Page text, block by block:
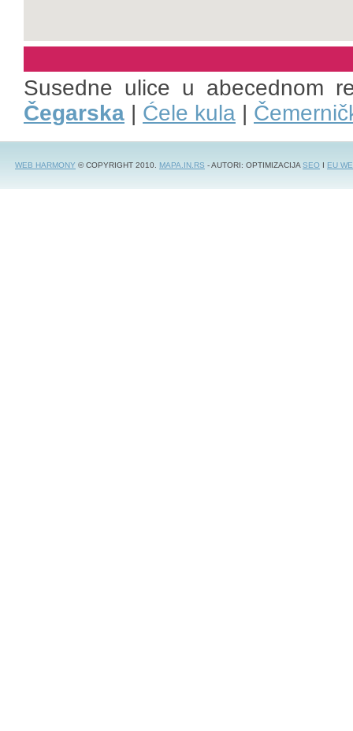
Susedne ulice u abecednom
Čegarska | Ćele kula |
WEB HARMONY © COPYRIGHT 2010. MAPA.IN.RS - AUTORI: OPTIMIZACIJASEO I EU